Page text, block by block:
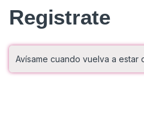
Registrate
Avísame cuando vuelva a estar